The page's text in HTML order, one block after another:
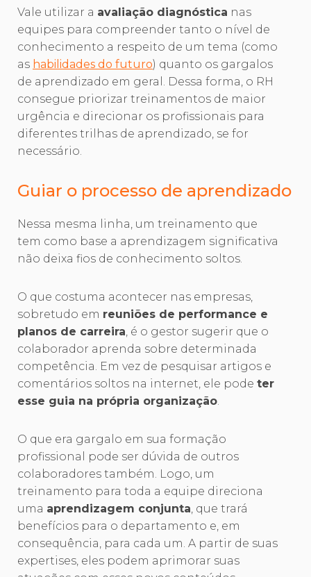
Vale utilizar a avaliação diagnóstica nas
equipes para compreender tanto o nível de
conhecimento a respeito de um tema (como
as habilidades do futuro) quanto os gargalos
de aprendizado em geral. Dessa forma, o RH
consegue priorizar treinamentos de maior
urgência e direcionar os profissionais para
diferentes trilhas de aprendizado, se for
necessário.
Guiar o processo de aprendizado
Nessa mesma linha, um treinamento que
tem como base a aprendizagem significativa
não deixa fios de conhecimento soltos.
O que costuma acontecer nas empresas,
sobretudo em reuniões de performance e
planos de carreira, é o gestor sugerir que o
colaborador aprenda sobre determinada
competência. Em vez de pesquisar artigos e
comentários soltos na internet, ele pode ter
esse guia na própria organização.
O que era gargalo em sua formação
profissional pode ser dúvida de outros
colaboradores também. Logo, um
treinamento para toda a equipe direciona
uma aprendizagem conjunta, que trará
benefícios para o departamento e, em
consequência, para cada um. A partir de suas
expertises, eles podem aprimorar suas